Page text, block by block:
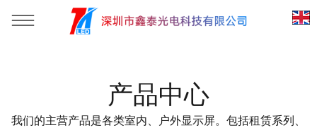
产品中心
我们的主营产品是各类室内、户外显示屏。包括租赁系列、